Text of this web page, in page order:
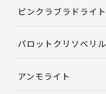
ピンクラブラドライト
パロットクリソベリル
アンモライト